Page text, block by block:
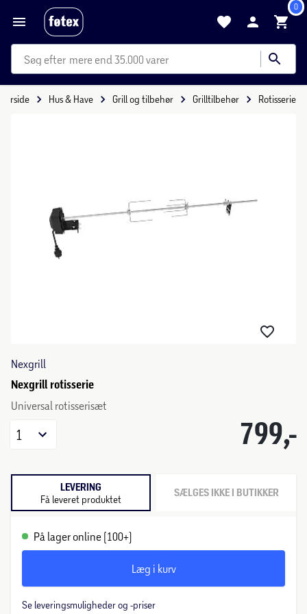
0
mere end 35.000 varer
Forside Hus & Have Grill og tilbehør Grilltilbehør Rotisserie
Nexgrill
Nexgrill rotisserie
Universal rotisserisæt
799,-
1
LEVERING
Få leveret produktet SÆLGES IKKE I BUTIKKER
På lager online (100+)
Læg i kurv
Se leveringsmuligheder og -priser